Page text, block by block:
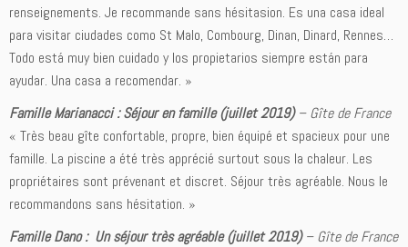
renseignements. Je recommande sans hésitasion. Es una casa ideal
para visitar ciudades como St Malo, Combourg, Dinan, Dinard, Rennes…
Todo está muy bien cuidado y los propietarios siempre están para
ayudar. Una casa a recomendar. »
Famille Marianacci : Séjour en famille (juillet 2019)–Gîte de France
« Très beau gîte confortable, propre, bien équipé et spacieux pour une
famille. La piscine a été très apprécié surtout sous la chaleur. Les
propriétaires sont prévenant et discret. Séjour très agréable. Nous le
recommandons sans hésitation. »
Famille Dano : Un séjour très agréable (juillet 2019)–Gîte de France